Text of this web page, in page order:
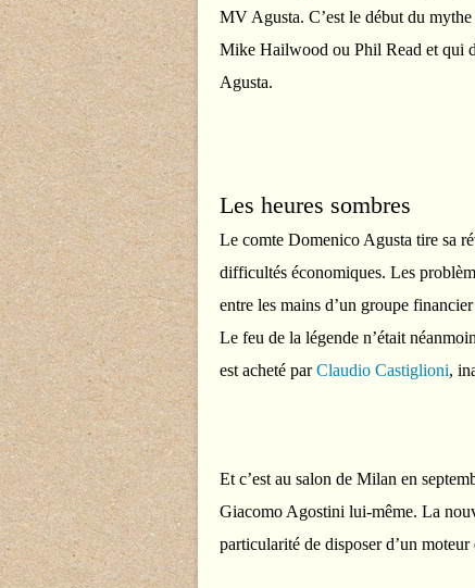
MV Agusta. C’est le début du
Mike Hailwood ou Phil Read et qui
Agusta.
Les heures sombres
Le comte Domenico Agusta tire sa
difficultés économiques. Les
entre les mains d’un groupe
Le feu de la légende n’était
est acheté parClaudio Castiglioni,
Et c’est au salon de Milan en
Giacomo Agostini lui-même. La
particularité de disposer d’un